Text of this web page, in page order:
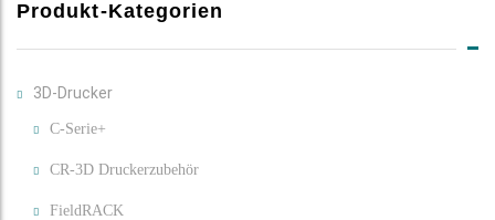
Produkt-Kategorien
3D-Drucker
C-Serie+
CR-3D Druckerzubehör
FieldRACK